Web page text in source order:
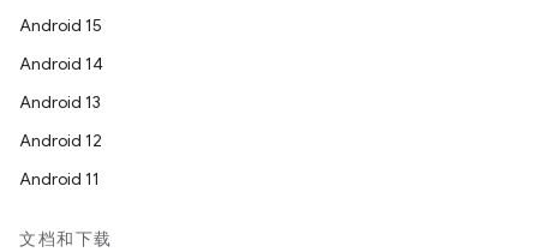
Android 15
Android 14
Android 13
Android 12
Android 11
文档和下载